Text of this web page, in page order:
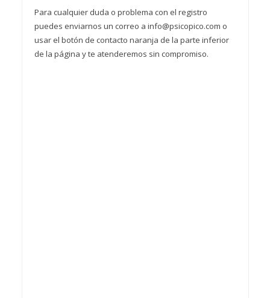
Para cualquier duda o problema con el registro
puedes enviarnos un correo a info@psicopico.com o
usar el botón de contacto naranja de la parte inferior
de la página y te atenderemos sin compromiso.